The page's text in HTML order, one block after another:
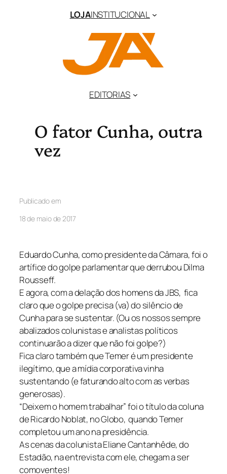
LOJAINSTITUCIONAL
EDITORIAS
O fator Cunha, outra
vez
Publicado em
18 de maio de 2017
Eduardo Cunha, como presidente da Câmara, foi o
artífice do golpe parlamentar que derrubou Dilma
Rousseff.
E agora, com a delação dos homens da JBS, fica
claro que o golpe precisa (va) do silêncio de
Cunha para se sustentar. (Ou os nossos sempre
abalizados colunistas e analistas políticos
continuarão a dizer que não foi golpe?)
Fica claro também que Temer é um presidente
ilegítimo, que a mídia corporativa vinha
sustentando (e faturando alto com as verbas
generosas).
“Deixem o homem trabalhar” foi o título da coluna
de Ricardo Noblat, no Globo, quando Temer
completou um ano na presidência.
As cenas da colunista Eliane Cantanhêde, do
Estadão, na entrevista com ele, chegam a ser
comoventes!